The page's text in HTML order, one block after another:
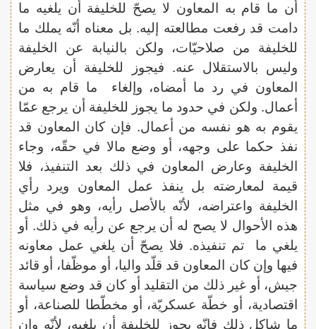
أن ما قام به المعاون لا يصحّ للخليفة أن يلغيه ما
دامت قد رفعت مطالعته إليه. بل معناه أنّه يملك ما
للخليفة من صلاحيّات، ولكن بالنيابة عن الخليفة
وليس بالاستقلال عنه. فيجوز للخليفة أن يعارض
المعاون في رد ما أمضاه، وإلغاء ما قام به من
أعمال. ولكن في حدود ما يجوز للخليفة أن يرجع عمّا
يقوم به هو نفسه من أعمال. فإن كان المعاون قد
نفذ حكما على وجهه، أو وضع مالا في حقّه، وجاء
الخليفة وعارض المعاون في ذلك بعد التنفيذ، فلا
قيمة لمعارضته بل ينفذ عمل المعاون ويرد رأي
الخليفة واعتراضه، لأنّه بالأصل رأيه، وهو في مثل
هذه الأحوال لا يصح له أن يرجع عن رأيه في ذلك. أو
يلغي ما تم تنفيذه. فلا يصحّ أن يلغي عمل معاونه
فيها وإن كان المعاون قد قلّد واليا، أو موظّفا، أو قائد
جيش، أو غير ذلك من التقليد أو كان قد وضع سياسة
اقتصادية، أو خطّة عسكريّة، أو مخطّطا للصناعة، أو
ما شاكل ذلك فإنّه يجوز للخليفة أن يلغيه، لأنّه وإن